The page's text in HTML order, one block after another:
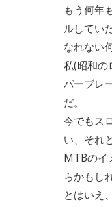
もう何年
ルしてい
なれない
私(昭和の
パーブレ
だ。
今でもス
い、それ
MTBのイ
らかもし
とはいえ